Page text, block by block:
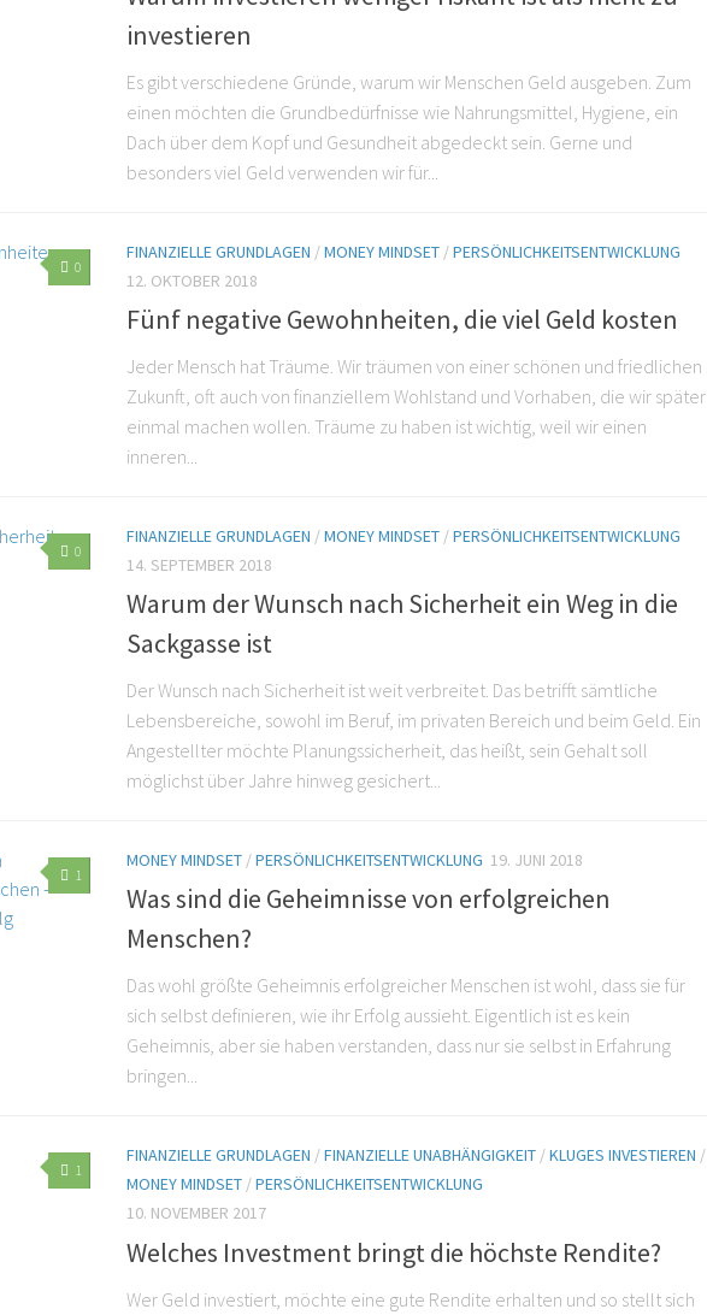
investieren
Es gibt verschiedene Gründe, warum wir Menschen Geld ausgeben. Zum
einen möchten die Grundbedürfnisse wie Nahrungsmittel, Hygiene, ein
Dach über dem Kopf und Gesundheit abgedeckt sein. Gerne und
besonders viel Geld verwenden wir für...
0
FINANZIELLE GRUNDLAGEN /MONEY MINDSET /PERSÖNLICHKEITSENTWICKLUNG
12. OKTOBER 2018
Fünf negative Gewohnheiten, die viel Geld kosten
Jeder Mensch hat Träume. Wir träumen von einer schönen und friedlichen
Zukunft, oft auch von finanziellem Wohlstand und Vorhaben, die wir später
einmal machen wollen. Träume zu haben ist wichtig, weil wir einen
inneren...
0
FINANZIELLE GRUNDLAGEN /MONEY MINDSET /PERSÖNLICHKEITSENTWICKLUNG
14. SEPTEMBER 2018
Warum der Wunsch nach Sicherheit ein Weg in die
Sackgasse ist
Der Wunsch nach Sicherheit ist weit verbreitet. Das betrifft sämtliche
Lebensbereiche, sowohl im Beruf, im privaten Bereich und beim Geld. Ein
Angestellter möchte Planungssicherheit, das heißt, sein Gehalt soll
möglichst über Jahre hinweg gesichert...
1
MONEY MINDSET /PERSÖNLICHKEITSENTWICKLUNG 19. JUNI 2018
Was sind die Geheimnisse von erfolgreichen
Menschen?
Das wohl größte Geheimnis erfolgreicher Menschen ist wohl, dass sie für
sich selbst definieren, wie ihr Erfolg aussieht. Eigentlich ist es kein
Geheimnis, aber sie haben verstanden, dass nur sie selbst in Erfahrung
bringen...
1
FINANZIELLE GRUNDLAGEN /FINANZIELLE UNABHÄNGIGKEIT /KLUGES INVESTIEREN /
MONEY MINDSET /PERSÖNLICHKEITSENTWICKLUNG
10. NOVEMBER 2017
Welches Investment bringt die höchste Rendite?
Wer Geld investiert, möchte eine gute Rendite erhalten und so stellt sich